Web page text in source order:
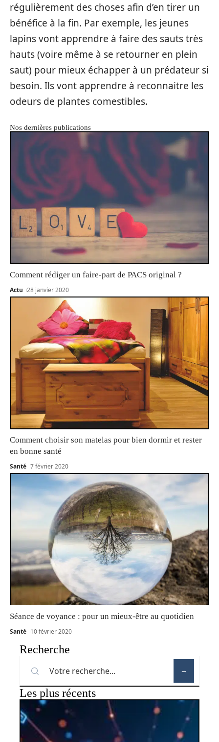
régulièrement des choses afin d’en tirer un
bénéfice à la fin. Par exemple, les jeunes
lapins vont apprendre à faire des sauts très
hauts (voire même à se retourner en plein
saut) pour mieux échapper à un prédateur si
besoin. Ils vont apprendre à reconnaitre les
odeurs de plantes comestibles.
Nos dernières publications
Comment rédiger un faire-part de PACS original ?
Actu 28 janvier 2020
Comment choisir son matelas pour bien dormir et rester
en bonne santé
Santé 7 février 2020
Séance de voyance : pour un mieux-être au quotidien
Santé 10 février 2020
Recherche
Les plus récents